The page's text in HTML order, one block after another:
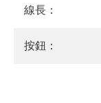
線長：
按鈕：